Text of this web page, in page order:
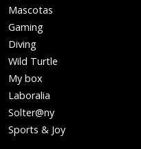
Mascotas
Gaming
Diving
Wild Turtle
My box
Laboralia
Solter@ny
Sports & Joy